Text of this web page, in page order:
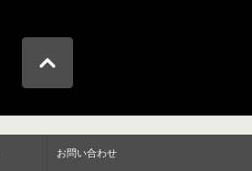
お問い合わせ